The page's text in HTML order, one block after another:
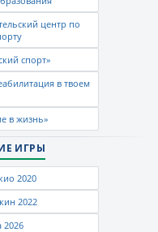
центр по
спорт»
в твоем
в жизнь»
ИГРЫ
2020
2022